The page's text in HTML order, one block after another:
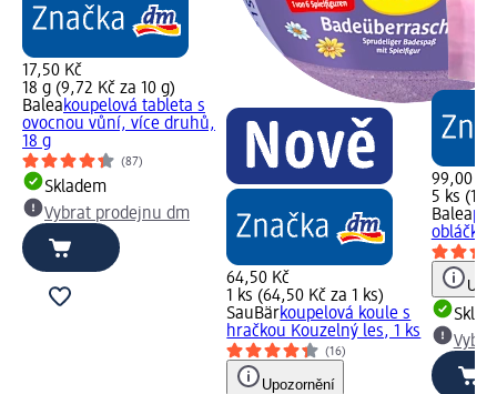
17,50 Kč
18 g (9,72 Kč za 10 g)
Baleakoupelová tableta s
ovocnou vůní, více druhů,
18 g
(87)
Skladem
Vybrat prodejnu dm
64,50 Kč
1 ks (64,50 Kč za 1 ks)
SauBärkoupelová koule s
hračkou Kouzelný les, 1 ks
(16)
Upozornění
99,00 Kč
5 ks
Balea
obláčky,